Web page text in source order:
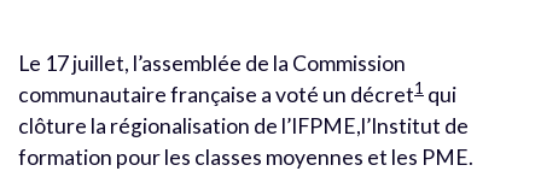
Le 17 juillet, l’assemblée de la Commission
communautaire française a voté un décret1 qui
clôture la régionalisation de l’IFPME,l’Institut de
formation pour les classes moyennes et les PME.